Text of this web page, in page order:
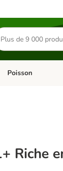
Dérouler les
Poisson
Riche